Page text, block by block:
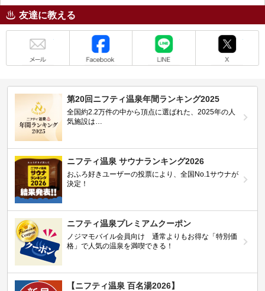
友達に教える
第20回ニフティ温泉年間ランキング2025
全国約2.2万件の中から頂点に選ばれた、2025年の人
気施設は…
ニフティ温泉 サウナランキング2026
おふろ好きユーザーの投票により、全国No.1サウナが
決定！
ニフティ温泉プレミアムクーポン
ノジマモバイル会員向け 通常よりもお得な「特別価
格」で人気の温泉を満喫できる！
【ニフティ温泉 百名湯2026】